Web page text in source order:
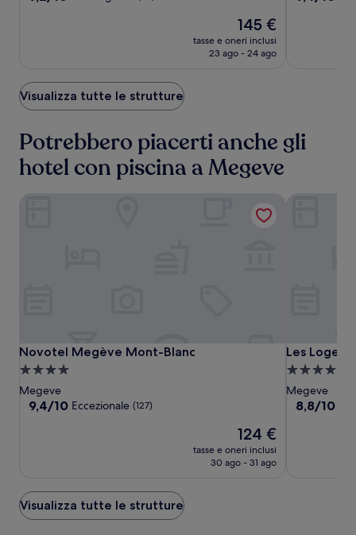
Il
prezzo
attuale
145 €
tasse e oneri inclusi
23 ago - 24 ago
Visualizza tutte le strutture
Potrebbero piacerti anche gli
hotel con piscina a Megeve
Novotel
Megève
Mont-
Blanc
Novotel
Megève
Mont-
Blanc
Novotel Megève Mont-Blanc
Novotel Megève Mont-Blanc
Struttura
a
4.0
Megeve
9.4
9,4/10 Eccezionale (127)
Il
prezzo
attuale
124 €
tasse e oneri inclusi
30 ago - 31 ago
Novotel Megève Mont-Blanc
Les
Loges
Blanches
Les Loges
Les Loges
Struttura
a
4.0
Megeve
8.8
8,8/10
Les Loges
Visualizza tutte le strutture